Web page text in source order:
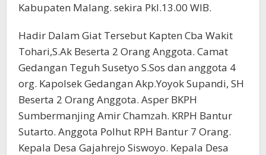
Kabupaten Malang. sekira Pkl.13.00 WIB.
Hadir Dalam Giat Tersebut Kapten Cba Wakit
Tohari,S.Ak Beserta 2 Orang Anggota. Camat
Gedangan Teguh Susetyo S.Sos dan anggota 4
org. Kapolsek Gedangan Akp.Yoyok Supandi, SH
Beserta 2 Orang Anggota. Asper BKPH
Sumbermanjing Amir Chamzah. KRPH Bantur
Sutarto. Anggota Polhut RPH Bantur 7 Orang.
Kepala Desa Gajahrejo Siswoyo. Kepala Desa